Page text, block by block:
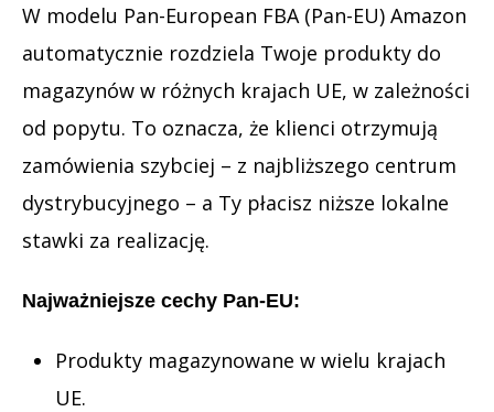
W modelu Pan-European FBA (Pan-EU) Amazon
automatycznie rozdziela Twoje produkty do
magazynów w różnych krajach UE, w zależności
od popytu. To oznacza, że klienci otrzymują
zamówienia szybciej – z najbliższego centrum
dystrybucyjnego – a Ty płacisz niższe lokalne
stawki za realizację.
Najważniejsze cechy Pan-EU:
Produkty magazynowane w wielu krajach
UE.